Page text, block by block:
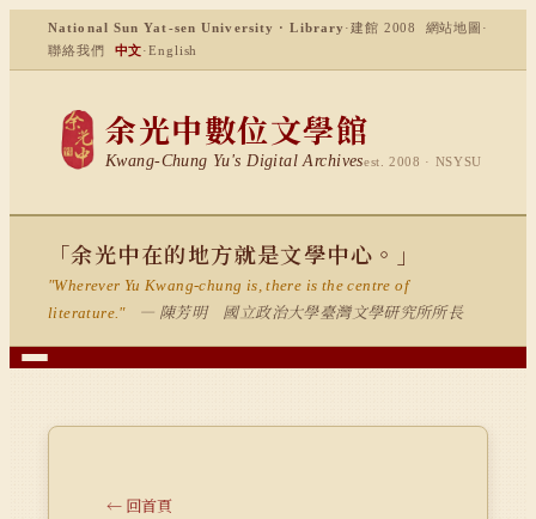
National Sun Yat-sen University · Library ·建館 2008 網站地圖 ·
聯絡我們
中文·English
余光中數位文學館
Kwang-Chung Yu's Digital Archivesest. 2008 · NSYSU
「余光中在的地方就是文學中心。」
"Wherever Yu Kwang-chung is, there is the centre of
literature."
— 陳芳明 國立政治大學臺灣文學研究所所長
← 回首頁